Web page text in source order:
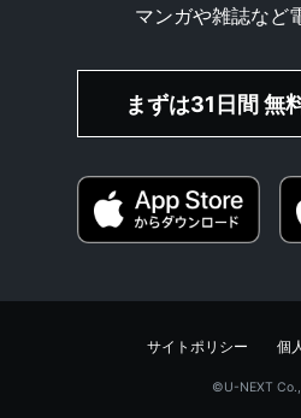
マンガや雑誌など
まずは31日間 無
サイトポリシー 個
©︎U-NEXT